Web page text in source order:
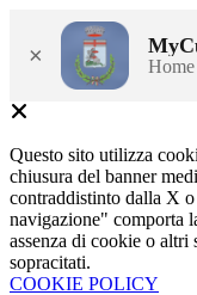
× Home
Questo sito utilizza
chiusura del banner
contraddistinto dalla X
navigazione" comporta
assenza di cookie o
sopracitati.
COOKIE POLICY